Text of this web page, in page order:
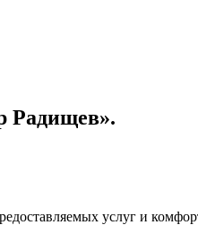
Радищев».
услуг и